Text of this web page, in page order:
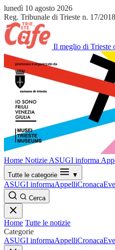
lunedì 10 agosto 2026
Reg. Tribunale di Trieste n. 17/2018
Il meglio di Trieste
Home Notizie ASUGI informa
Tutte le categorie ▼
ASUGI informaAppelliCronaca
Cerca
Home Tutte le notizie
Categorie
ASUGI informaAppelliCronaca